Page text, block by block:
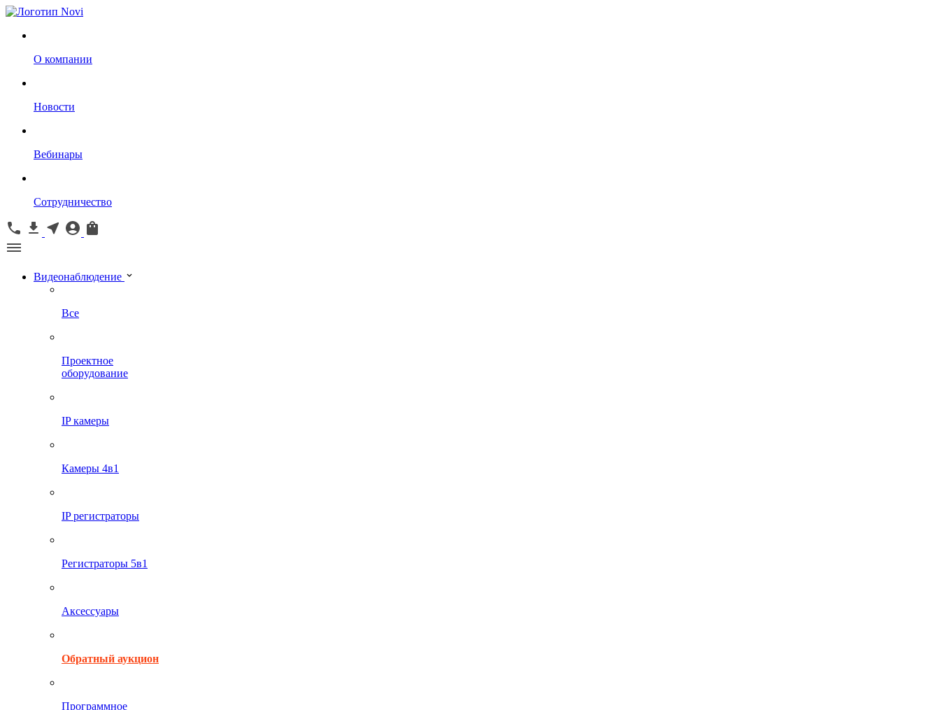
О компании
Новости
Вебинары
Сотрудничество
Видеонаблюдение
Все
Проектное
оборудование
IP камеры
Камеры 4в1
IP регистраторы
Регистраторы 5в1
Аксессуары
Обратный аукцион
Программное